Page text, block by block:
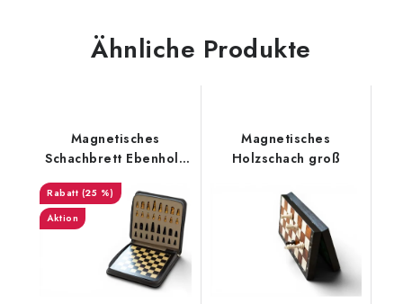
Ähnliche Produkte
Magnetisches
Schachbrett Ebenholz
groß
(25 %)
Aktion
Magnetisches
Holzschach groß